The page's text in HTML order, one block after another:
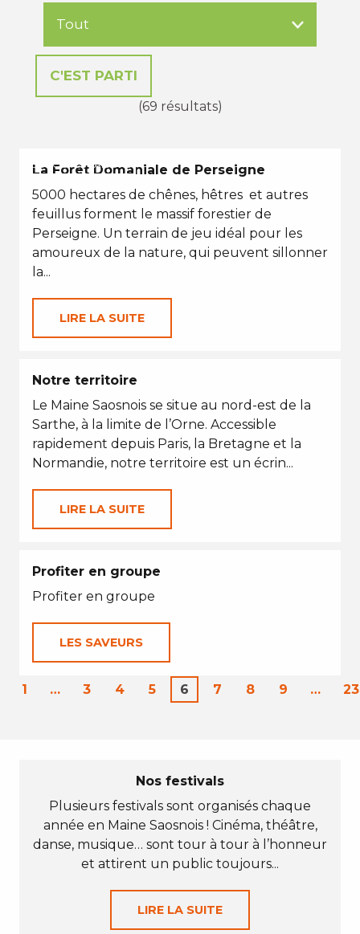
(69 résultats)
EN TOUTES SAISONS
La Forêt Domaniale de Perseigne
5000 hectares de chênes, hêtres et autres
feuillus forment le massif forestier de
Perseigne. Un terrain de jeu idéal pour les
amoureux de la nature, qui peuvent sillonner
la...
LIRE LA SUITE
Notre territoire
Le Maine Saosnois se situe au nord-est de la
Sarthe, à la limite de l’Orne. Accessible
rapidement depuis Paris, la Bretagne et la
Normandie, notre territoire est un écrin...
LIRE LA SUITE
Profiter en groupe
Profiter en groupe
LES SAVEURS
1 … 3 4 5 6 7 8 9 … 23
Nos festivals
Plusieurs festivals sont organisés chaque
année en Maine Saosnois ! Cinéma, théâtre,
danse, musique… sont tour à tour à l’honneur
et attirent un public toujours...
LIRE LA SUITE